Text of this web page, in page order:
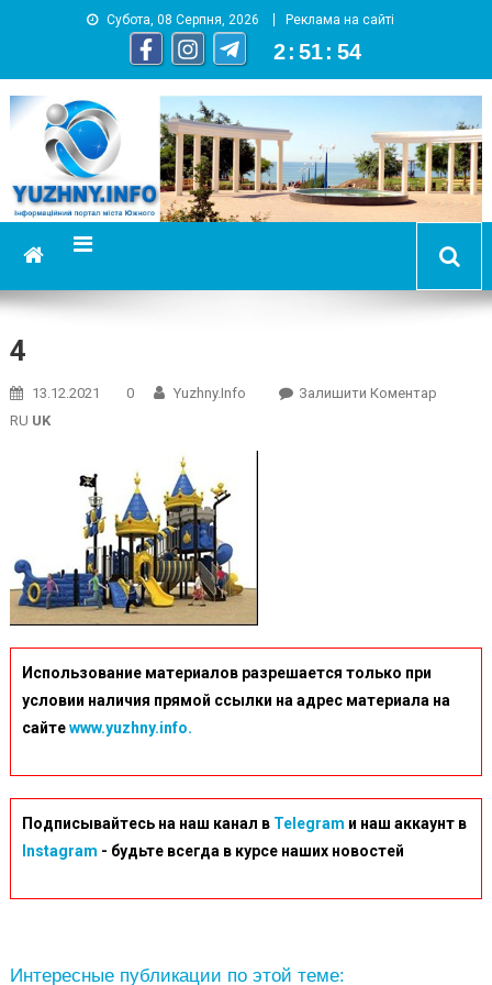
Субота, 08 Серпня, 2026 Реклама на сайті
2 : 51 : 55
YUZHNY.INFO
информационный портал города Южный
4
13.12.2021 0 Yuzhny.info Залишити КоментарOn
RU UK
Использование материалов разрешается только при
условии наличия прямой ссылки на адрес материала на
сайтеwww.yuzhny.info.
Подписывайтесь на наш канал в Telegram и наш аккаунт в
Instagram - будьте всегда в курсе наших новостей
Интересные публикации по этой теме: